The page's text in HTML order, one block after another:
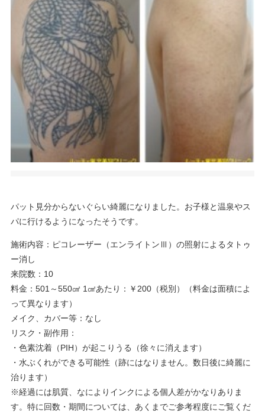
パット見分からないぐらい綺麗になりました。お子様と温泉やス
パに行けるようになったそうです。
施術内容：ピコレーザー（エンライトンⅢ）の照射によるタトゥ
ー消し
来院数：10
料金：501～550㎠ 1㎠あたり：￥200（税別）（料金は面積によ
って異なります）
メイク、カバー等：なし
リスク・副作用：
・色素沈着（PIH）が起こりうる（徐々に消えます）
・水ぶくれができる可能性（跡にはなりません。数日後に綺麗に
治ります）
※経過には肌質、なによりインクによる個人差がかなりありま
す。特に回数・期間については、あくまでご参考程度にご覧くだ